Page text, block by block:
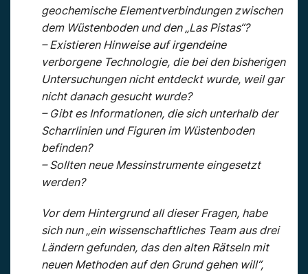
geochemische Elementverbindungen zwischen
dem Wüstenboden und den „Las Pistas“?
– Existieren Hinweise auf irgendeine
verborgene Technologie, die bei den bisherigen
Untersuchungen nicht entdeckt wurde, weil gar
nicht danach gesucht wurde?
– Gibt es Informationen, die sich unterhalb der
Scharrlinien und Figuren im Wüstenboden
befinden?
– Sollten neue Messinstrumente eingesetzt
werden?
Vor dem Hintergrund all dieser Fragen, habe
sich nun „ein wissenschaftliches Team aus drei
Ländern gefunden, das den alten Rätseln mit
neuen Methoden auf den Grund gehen will“,